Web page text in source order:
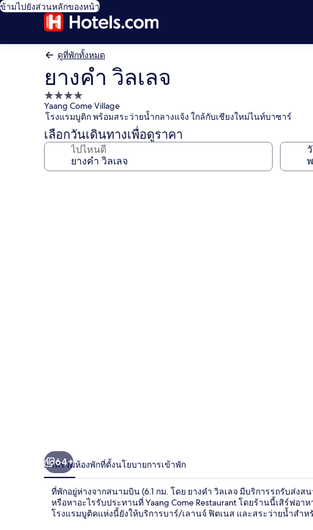
ข้ามไปยังส่วนหลักของหน้า
ดูที่พักทั้งหมด
ยางคำ วิลเลจ
ที่พัก
4.0
ดาว
Yaang Come Village
โรงแรมบูติก พร้อมสระว่ายน้ำกลางแจ้ง ใกล้กับเชียงใหม่ไนท์บาซาร์
เลือกวันเดินทางเพื่อดูราคา
ไปไหนดี
64+
ภาพรวมห้องพักที่ตั้งนโยบายการเข้าพัก
ที่พักอยู่ห่างจากสนามบิน (6.1 กม. โดย ยางคำ วิลเลจ มีบริการรถรับส่ง
หรือหาอะไรรับประทานที่ Yaang Come Restaurant โดยร้านนี้เสิร์ฟอ
โรงแรมบูติคแห่งนี้ยังให้บริการบาร์/เลานจ์ ฟิตเนส และสระว่ายน้ำสำ